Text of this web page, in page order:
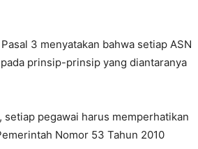
3 menyatakan bahwa setiap ASN
prinsip-prinsip yang diantaranya
setiap pegawai harus memperhatikan
Nomor 53 Tahun 2010